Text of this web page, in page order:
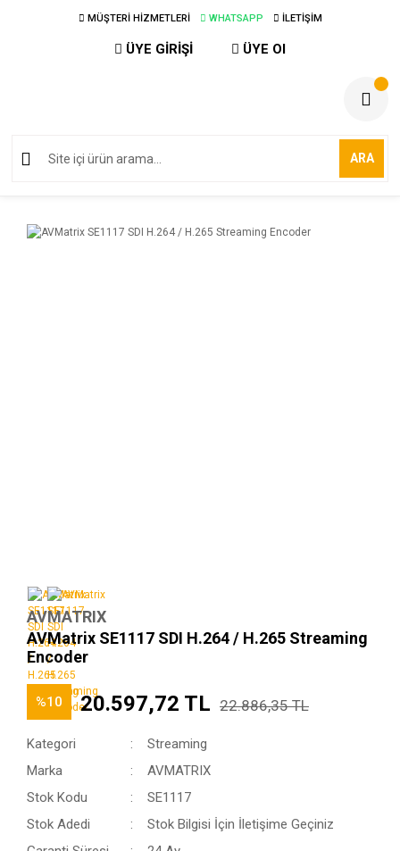
MÜŞTERİ HİZMETLERİ WHATSAPP İLETİŞİM
ÜYE GİRİŞİ ÜYE Ol
ARA
AVMATRIX
AVMatrix SE1117 SDI H.264 / H.265 Streaming
Encoder
%10 20.597,72 TL 22.886,35 TL
Kategori
Streaming
Marka
AVMATRIX
Stok Kodu
SE1117
Stok Adedi
Stok Bilgisi İçin İletişime Geçiniz